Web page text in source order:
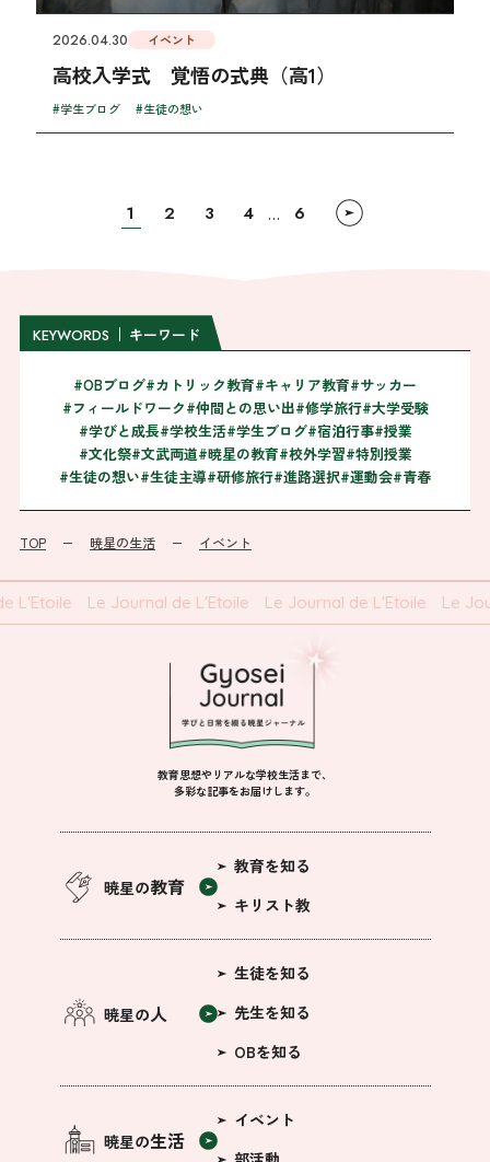
2026.04.30 イベント
高校入学式 覚悟の式典（高1）
#学生ブログ #生徒の想い
1 2 3 4 … 6
KEYWORDS キーワード
#OBブログ#カトリック教育#キャリア教育#サッカー
#フィールドワーク#仲間との思い出#修学旅行#大学受験
#学びと成長#学校生活#学生ブログ#宿泊行事#授業
#文化祭#文武両道#暁星の教育#校外学習#特別授業
#生徒の想い#生徒主導#研修旅行#進路選択#運動会#青春
TOP 暁星の生活 イベント
Le Journal de L'Etoile Le Journal de L'Etoile Le
教育思想やリアルな学校生活まで、
多彩な記事をお届けします。
暁星の教育
教育を知る
キリスト教
暁星の人
生徒を知る
先生を知る
OBを知る
暁星の生活
イベント